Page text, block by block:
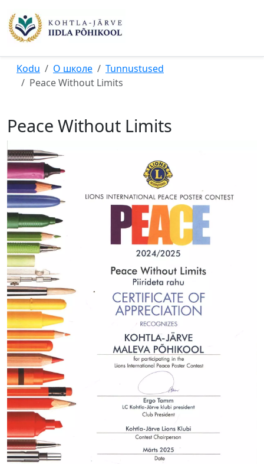
Kodu О школе
Tunnustused
Peace Without Limits
Peace Without Limits